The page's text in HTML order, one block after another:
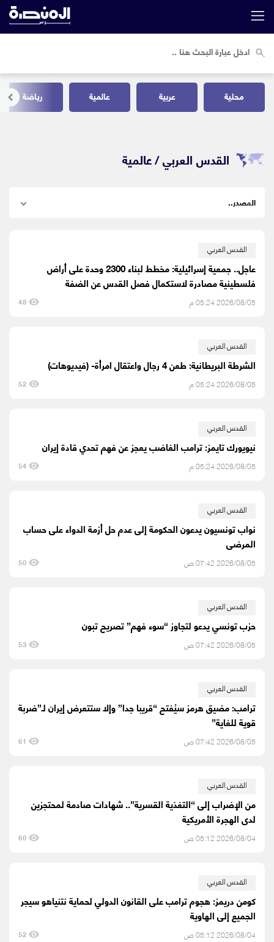
محلية عربية عالمية رياضة
القدس العربي /عالمية
القدس العربي
عاجل.. جمعية إسرائيلية: مخطط لبناء 2300 وحدة على أراض
فلسطينية مصادرة لاستكمال فصل القدس عن الضفة
2026/08/05 05:24 م 48
القدس العربي
الشرطة البريطانية: طعن 4 رجال واعتقال امرأة- (فيديوهات)
2026/08/05 05:24 م 52
القدس العربي
نيويورك تايمز: ترامب الغاضب يعجز عن فهم تحدي قادة إيران
2026/08/05 05:24 م 54
القدس العربي
نواب تونسيون يدعون الحكومة إلى عدم حل أزمة الدواء على حساب
المرضى
2026/08/05 07:42 ص 50
القدس العربي
حزب تونسي يدعو لتجاوز “سوء فهم” تصريح تبون
2026/08/05 07:42 ص 53
القدس العربي
ترامب: مضيق هرمز سيُفتح “قريبا جدا” وإلا ستتعرض إيران لـ”ضربة
قوية للغاية”
2026/08/05 07:42 ص 61
القدس العربي
من الإضراب إلى “التغذية القسرية”.. شهادات صادمة لمحتجزين
لدى الهجرة الأمريكية
2026/08/04 05:12 ص 60
القدس العربي
كومن دريمز: هجوم ترامب على القانون الدولي لحماية نتنياهو سيجر
الجميع إلى الهاوية
2026/08/04 05:12 ص 52